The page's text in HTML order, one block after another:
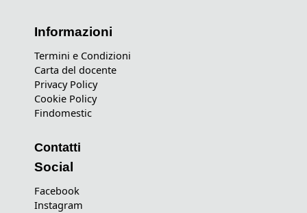
Informazioni
Termini e Condizioni
Carta del docente
Privacy Policy
Cookie Policy
Findomestic
Contatti
Social
Facebook
Instagram